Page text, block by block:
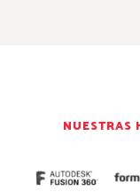
NUESTRAS